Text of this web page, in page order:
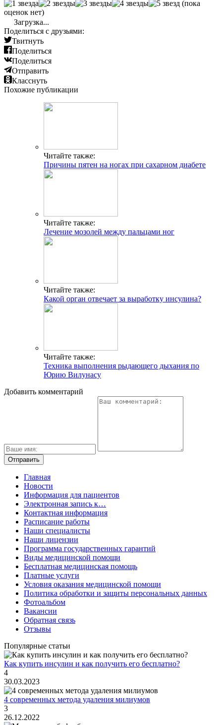
(пока
оценок нет)
Загрузка...
Поделиться с друзьями:
Твитнуть
Поделиться
Поделиться
Отправить
Класснуть
Похожие публикации
Читайте также:
Причины пятен на ногах при сахарном диабете
Читайте также:
Лечение мозолей между пальцами ног
Читайте также:
Какой орган отвечает за выработку инсулина?
Читайте также:
Техника выполнения рыдающего дыхания по
Юрию Вилунасу
Добавить комментарий
Главная
Новости
Информация для пациентов
Электронная запись к…
Контактная информация
Расписание работы
Наши специалисты
Наши лицензии
Программа государственных гарантий
Виды медицинской помощи
Бесплатная медицинская помощь
Платные услуги
Условия оказания медицинской помощи
Политика обработки и защиты персональных данных
Фотоальбом
Вакансии
Обратная связь
Отзывы
Популярные статьи
Как купить инсулин и как получить его бесплатно?
4
30.03.2023
4 современных метода удаления милиумов
3
26.12.2022